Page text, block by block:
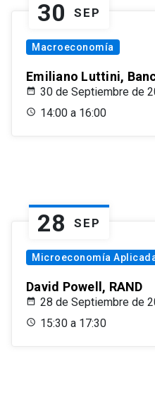
30 SEP
Macroeconomía
Emiliano Luttini,
30 de Septiembre de
14:00 a 16:00
28 SEP
Microeconomía
David Powell, RAND
28 de Septiembre de
15:30 a 17:30